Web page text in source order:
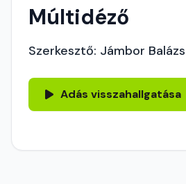
Múltidéző
Szerkesztő: Jámbor Balázs
Adás visszahallgatása